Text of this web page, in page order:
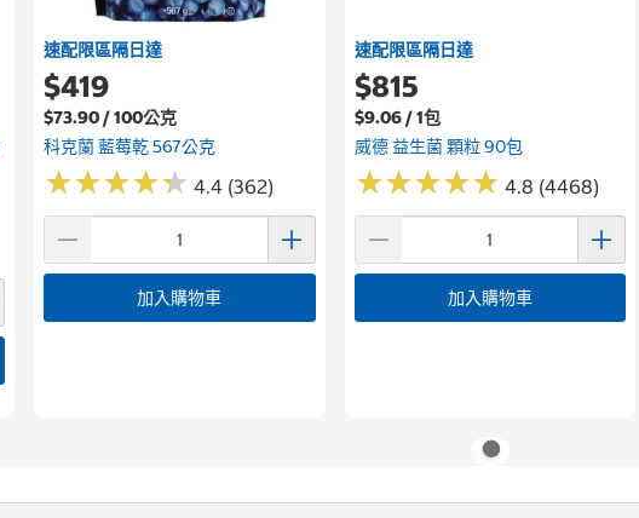
速配限區隔日達
$419
$73.90 / 100公克
科克蘭 藍莓乾 567公克
★★★★★
★★★★★ 4.4 (362)
加入購物車
速配限區隔日達
$815
$9.06 / 1包
威德 益生菌 顆粒 90包
★★★★★
★★★★★ 4.8 (4468)
加入購物車